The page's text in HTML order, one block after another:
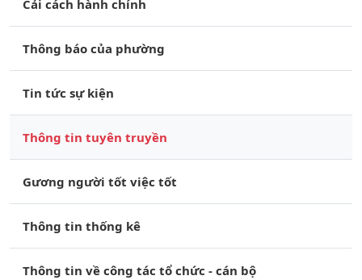
Cải cách hành chính
Thông báo của phường
Tin tức sự kiện
Thông tin tuyên truyền
Gương người tốt việc tốt
Thông tin thống kê
Thông tin về công tác tổ chức - cán bộ